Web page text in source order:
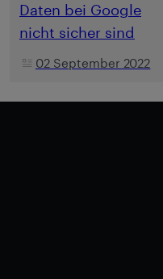
Daten bei Google
nicht sicher sind
02 September 2022